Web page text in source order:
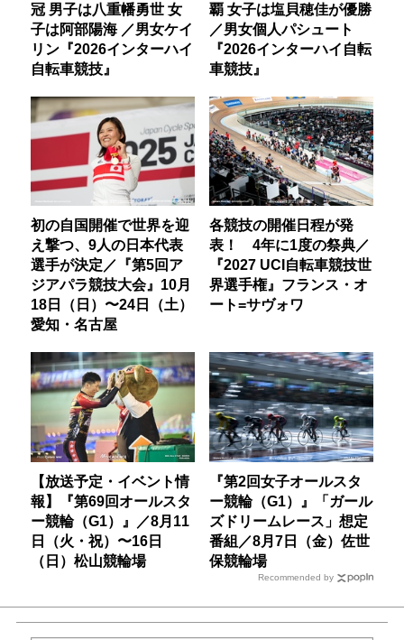
冠 男子は八重幡勇世 女
子は阿部陽海 ／男女ケイ
リン『2026インターハイ
自転車競技』
覇 女子は塩貝穂佳が優勝
／男女個人パシュート
『2026インターハイ自転
車競技』
初の自国開催で世界を迎
え撃つ、9人の日本代表
選手が決定／『第5回ア
ジアパラ競技大会』10月
18日（日）〜24日（土）
愛知・名古屋
各競技の開催日程が発
表！ 4年に1度の祭典／
『2027 UCI自転車競技世
界選手権』フランス・オ
ート=サヴォワ
【放送予定・イベント情
報】『第69回オールスタ
ー競輪（G1）』／8月11
日（火・祝）〜16日
（日）松山競輪場
『第2回女子オールスタ
ー競輪（G1）』「ガール
ズドリームレース」想定
番組／8月7日（金）佐世
保競輪場
Recommended by